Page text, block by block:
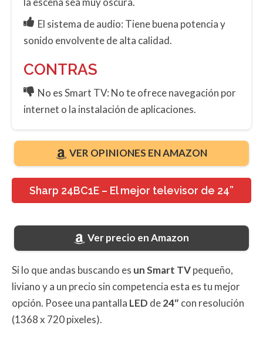
El sistema de audio: Tiene buena potencia y
sonido envolvente de alta calidad.
CONTRAS
No es Smart TV: No te ofrece navegación por
internet o la instalación de aplicaciones.
VER OPINIONES EN AMAZON
Sharp 24BC1E – El mejor televisor de 24”
Ver precio en Amazon
Si lo que andas buscando es un Smart TVpequeño,
liviano y a un precio sin competencia esta es tu mejor
opción. Posee una pantalla LED de24″ con resolución
(1368 x 720 pixeles).